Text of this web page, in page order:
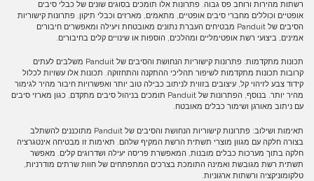
רשתות מהירות ורוחב פס גבוה. פתרונות אלו תומכים בסוגים שונים של כבלי סיבים
אופטיים וכוללים מחברי סיבים אופטיים, מתאמים, מארזים וכבלי תיקון. פתרונות קישוריות
הסיבים של Panduit מבטיחים העברת נתונים מאובטחת ויעילה ומאפשרים חיבורים
אמינים, ביצועי רשת אופטימליים ומהלכים, הוספות או שינויים קלים בחיבורים.
תכונות מתקדמות: פתרונות קישוריות הנחושת והסיבים של Panduit משלבים לעתים
קרובות תכונות מתקדמות לשיפור תהליכי ההתקנה והתחזוקה. תכונות אלו עשויות לכלול
קידוד צבע לזיהוי קל, עיצובים בזווית לניתוב כבילה טוב יותר ואפשרויות חיבור מהיר לגימור
מהיר יותר. בנוסף, הפתרונות של Panduit תומכים בניהול סיבים מתקדם, כגון מארזי סיבים
עם ניתוב מאורגן ושימור כבלים מאובטח.
תאימות ושילוב: פתרונות קישוריות הנחושת והסיבים של Panduit מתוכננים להשתלב
בצורה חלקה עם מגוון מוצרי תשתית הרשת המקיף שלהם. תאימות זו מבטיחה אינטגרציה
חלקה בתוך מערכות כבלים מובנות, המאפשרת פריסה יעילה ושדרוגים קלים. מאפשר
תשתית רשת מגובשת ואמינה התומכת בצרכים המתפתחים של חוות שרתים מודרניות,
טלקומוניקציה ורשתות ארגוניות.